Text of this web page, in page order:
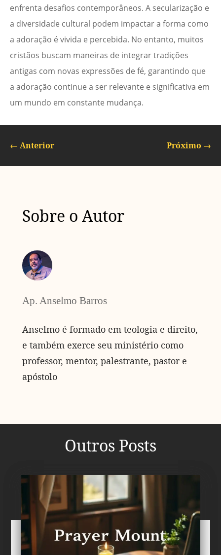
enfrenta desafios contemporâneos. A secularização e
a diversidade cultural podem impactar a forma como
a adoração é vivida e percebida. No entanto, muitos
cristãos buscam maneiras de integrar tradições
antigas com novas expressões de fé, garantindo que
a adoração continue a ser relevante e significativa em
um mundo em constante mudança.
← Anterior Próximo →
Sobre o Autor
Ap. Anselmo Barros
Anselmo é formado em teologia e direito,
e também exerce seu ministério como
professor, mentor, palestrante, pastor e
apóstolo
Outros Posts